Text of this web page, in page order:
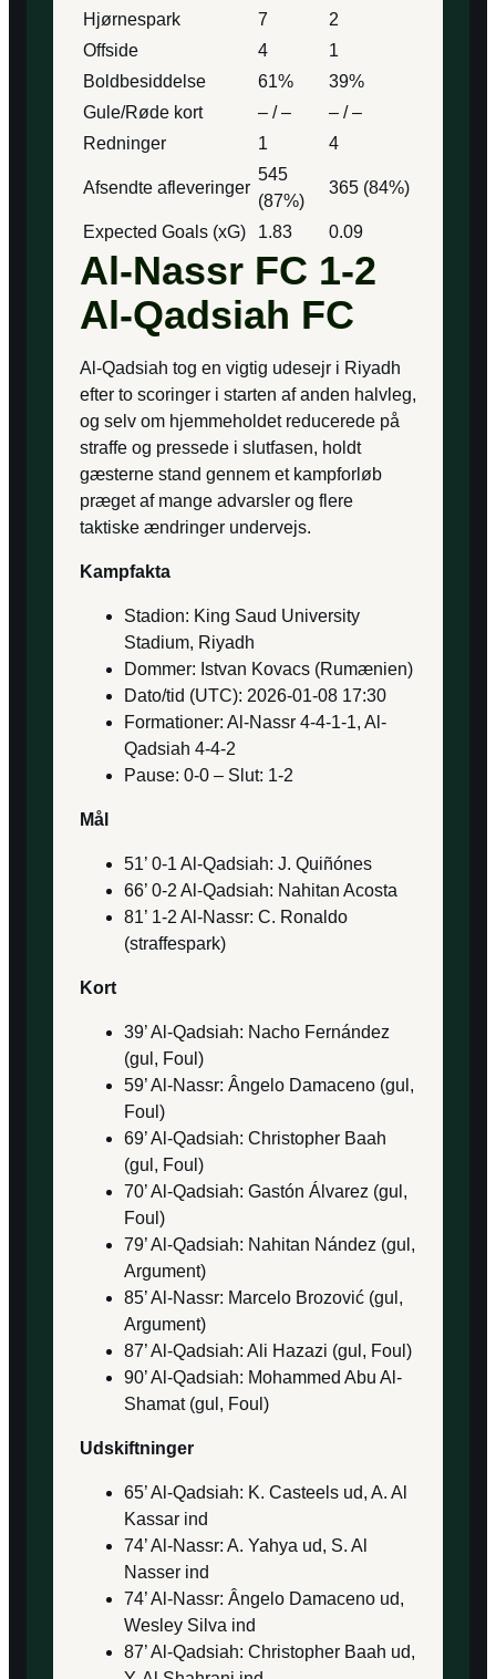
Hjørnespark 7
2
Offside
4
1
Boldbesiddelse
61%
39%
Gule/Røde kort
– / –
– / –
Redninger
1 4
Afsendte afleveringer
545
(87%)
365 (84%)
Expected Goals (xG) 1.83 0.09
Al-Nassr FC 1-2
Al-Qadsiah FC
Al-Qadsiah tog en vigtig udesejr i Riyadh
efter to scoringer i starten af anden halvleg,
og selv om hjemmeholdet reducerede på
straffe og pressede i slutfasen, holdt
gæsterne stand gennem et kampforløb
præget af mange advarsler og flere
taktiske ændringer undervejs.
Kampfakta
Stadion: King Saud University
Stadium, Riyadh
Dommer: Istvan Kovacs (Rumænien)
Dato/tid (UTC): 2026-01-08 17:30
Formationer: Al-Nassr 4-4-1-1, Al-
Qadsiah 4-4-2
Pause: 0-0 – Slut: 1-2
Mål
51’ 0-1 Al-Qadsiah: J. Quiñónes
66’ 0-2 Al-Qadsiah: Nahitan Acosta
81’ 1-2 Al-Nassr: C. Ronaldo
(straffespark)
Kort
39’ Al-Qadsiah: Nacho Fernández
(gul, Foul)
59’ Al-Nassr: Ângelo Damaceno (gul,
Foul)
69’ Al-Qadsiah: Christopher Baah
(gul, Foul)
70’ Al-Qadsiah: Gastón Álvarez (gul,
Foul)
79’ Al-Qadsiah: Nahitan Nández (gul,
Argument)
85’ Al-Nassr: Marcelo Brozović (gul,
Argument)
87’ Al-Qadsiah: Ali Hazazi (gul, Foul)
90’ Al-Qadsiah: Mohammed Abu Al-
Shamat (gul, Foul)
Udskiftninger
65’ Al-Qadsiah: K. Casteels ud, A. Al
Kassar ind
74’ Al-Nassr: A. Yahya ud, S. Al
Nasser ind
74’ Al-Nassr: Ângelo Damaceno ud,
Wesley Silva ind
87’ Al-Qadsiah: Christopher Baah ud,